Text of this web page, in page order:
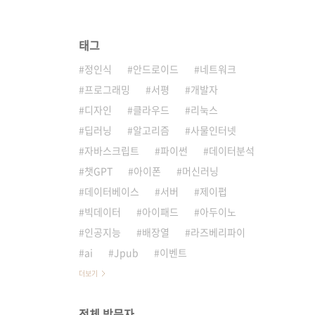
태그
정인식 안드로이드
네트워크
프로그래밍
서평
개발자
디자인
클라우드
리눅스
딥러닝
알고리즘
사물인터넷
자바스크립트
파이썬
데이터분석
챗GPT
아이폰
머신러닝
데이터베이스
서버
제이펍
빅데이터
아이패드
아두이노
인공지능
배장열
라즈베리파이
ai
Jpub 이벤트
더보기